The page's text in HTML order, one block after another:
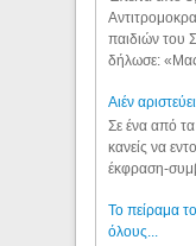
παιδιών του
δήλωσε: «Μας
Aιέν
Σε ένα από
κανείς να
έκφραση-
Το πείραμα
όλους...